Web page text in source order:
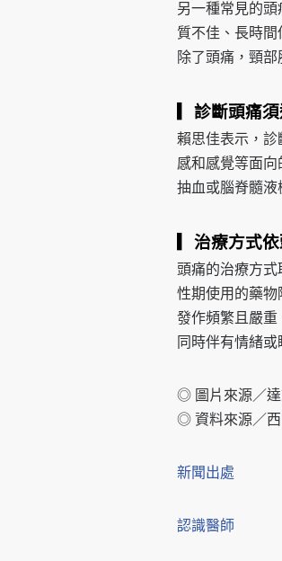
另一種常見的
質不佳、長時
除了頭痛，頸部
▎診斷頭痛
賴思佳表示，
感和感覺等面
抽血或腦脊髓液
▎治療方式
頭痛的治療方
性期使用的藥
發作頻繁且嚴
同時伴有情緒
◎ 圖片來源／達
◎ 資料來源／
新聞出處
認識醫師